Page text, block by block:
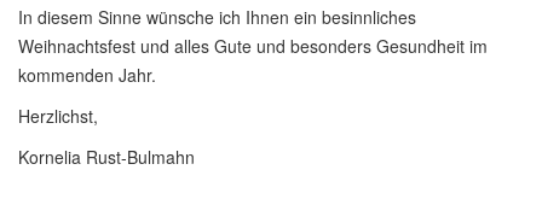
In diesem Sinne wünsche ich Ihnen ein besinnliches
Weihnachtsfest und alles Gute und besonders Gesundheit im
kommenden Jahr.
Herzlichst,
Kornelia Rust-Bulmahn